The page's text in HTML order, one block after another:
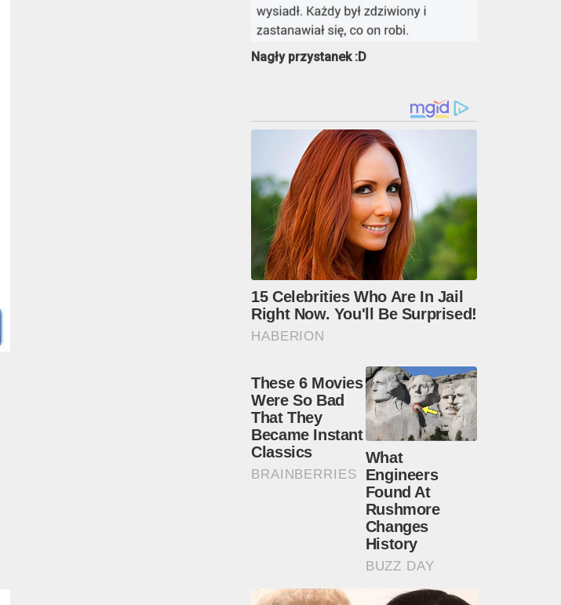
Nagły przystanek :D